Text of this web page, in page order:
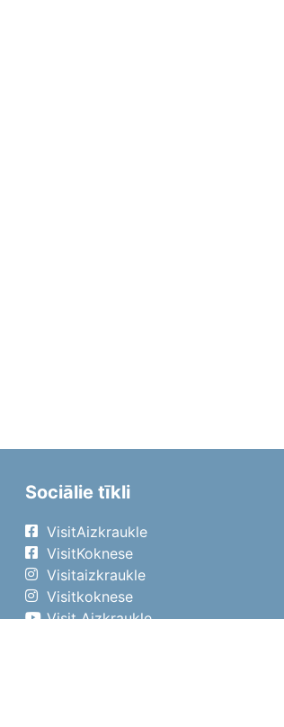
Sociālie tīkli
VisitAizkraukle
VisitKoknese
Visitaizkraukle
Visitkoknese
Visit Aizkraukle